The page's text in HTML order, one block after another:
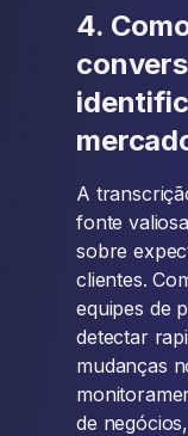
4.
A
fonte
sobre
clientes.
equipes de
detectar
mudanças
de